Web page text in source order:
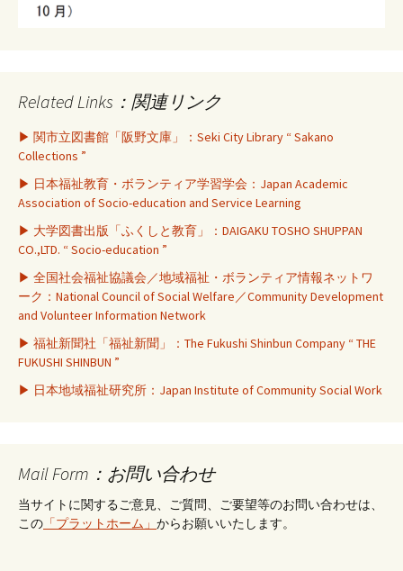
Related Links：関連リンク
▶ 関市立図書館「阪野文庫」：Seki City Library “ Sakano
Collections ”
▶ 日本福祉教育・ボランティア学習学会：Japan Academic
Association of Socio-education and Service Learning
▶ 大学図書出版「ふくしと教育」：DAIGAKU TOSHO SHUPPAN
CO.,LTD. “ Socio-education ”
▶ 全国社会福祉協議会／地域福祉・ボランティア情報ネットワ
ーク：National Council of Social Welfare／Community Development
and Volunteer Information Network
▶ 福祉新聞社「福祉新聞」：The Fukushi Shinbun Company “ THE
FUKUSHI SHINBUN ”
▶ 日本地域福祉研究所：Japan Institute of Community Social Work
Mail Form：お問い合わせ
当サイトに関するご意見、ご質問、ご要望等のお問い合わせは、
この 「プラットホーム」 からお願いいたします。